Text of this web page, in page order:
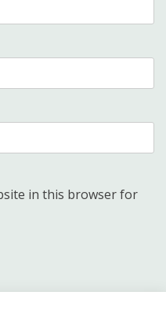
in this browser for